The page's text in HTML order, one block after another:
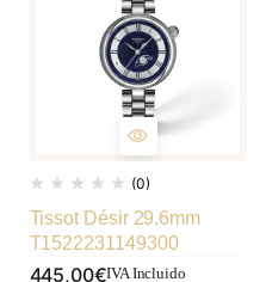
(0)
Tissot Désir 29.6mm
T1522231149300
445,00€IVA Incluido